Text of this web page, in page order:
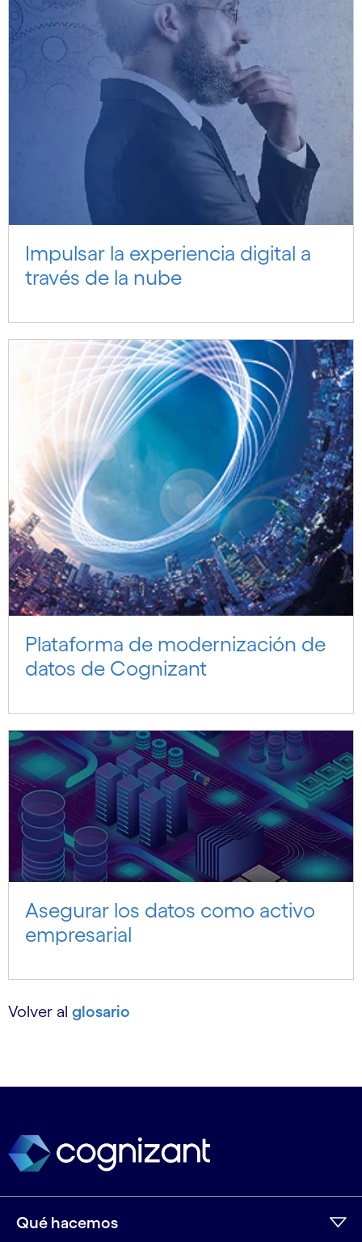
Impulsar la experiencia digital a
través de la nube
Plataforma de modernización de
datos de Cognizant
Asegurar los datos como activo
empresarial
Volver al glosario
Qué hacemos